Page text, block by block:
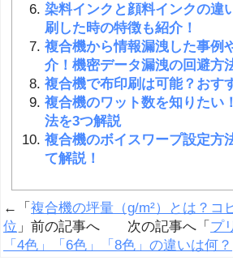
染料インクと顔料インクの違
刷した時の特徴も紹介！
複合機から情報漏洩した事例
介！機密データ漏洩の回避方
複合機で布印刷は可能？おす
複合機のワット数を知りたい
法を3つ解説
複合機のボイスワープ設定方
て解説！
←「 複合機の坪量（g/m²）とは？コ
位 」前の記事へ 次の記事へ「 プ
「4色」「6色」「8色」の違いは何？